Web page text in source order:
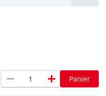
remove add Panier